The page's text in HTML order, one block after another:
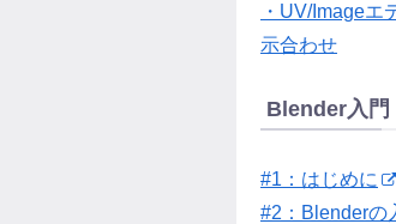
・UV/Imageエ
示合わせ
Blender入門
#1：はじめに
#2：Blenderの